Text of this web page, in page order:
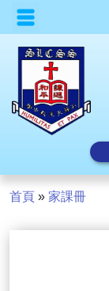
首頁 » 家課冊